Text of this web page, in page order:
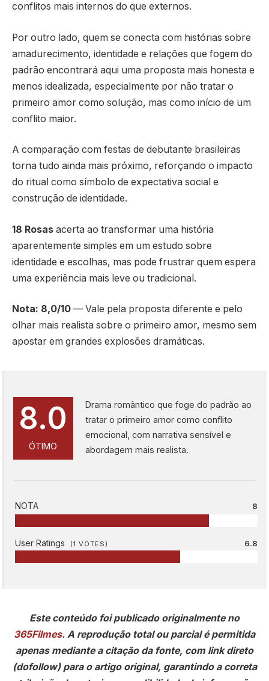
conflitos mais internos do que externos.
Por outro lado, quem se conecta com histórias sobre
amadurecimento, identidade e relações que fogem do
padrão encontrará aqui uma proposta mais honesta e
menos idealizada, especialmente por não tratar o
primeiro amor como solução, mas como início de um
conflito maior.
A comparação com festas de debutante brasileiras
torna tudo ainda mais próximo, reforçando o impacto
do ritual como símbolo de expectativa social e
construção de identidade.
18 Rosas acerta ao transformar uma história
aparentemente simples em um estudo sobre
identidade e escolhas, mas pode frustrar quem espera
uma experiência mais leve ou tradicional.
Nota: 8,0/10 — Vale pela proposta diferente e pelo
olhar mais realista sobre o primeiro amor, mesmo sem
apostar em grandes explosões dramáticas.
8.0
ÓTIMO
Drama romântico que foge do padrão ao
tratar o primeiro amor como conflito
emocional, com narrativa sensível e
abordagem mais realista.
NOTA 8
User Ratings (1 VOTES) 6.8
Este conteúdo foi publicado originalmente no
365Filmes. A reprodução total ou parcial é permitida
apenas mediante a citação da fonte, com link direto
(dofollow) para o artigo original, garantindo a correta